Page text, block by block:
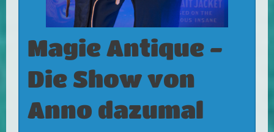
Magie Antique -
Die Show von
Anno dazumal